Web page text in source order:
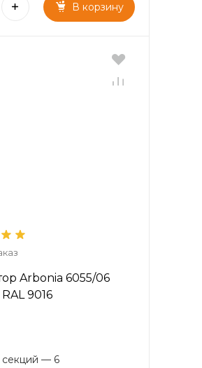
В корзину
Arbonia 6055/06
RAL 9016
секций — 6